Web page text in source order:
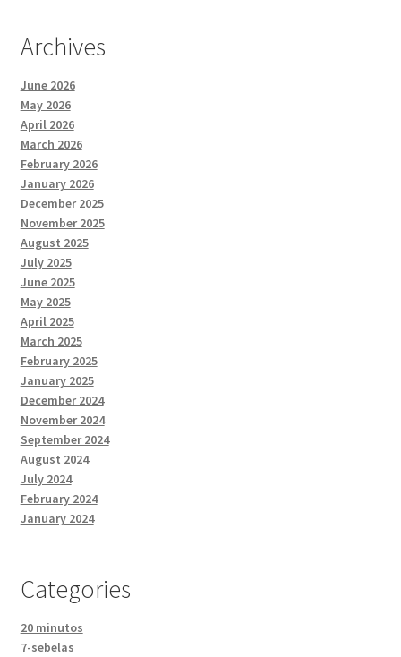
Archives
June 2026
May 2026
April 2026
March 2026
February 2026
January 2026
December 2025
November 2025
August 2025
July 2025
June 2025
May 2025
April 2025
March 2025
February 2025
January 2025
December 2024
November 2024
September 2024
August 2024
July 2024
February 2024
January 2024
Categories
20 minutos
7-sebelas